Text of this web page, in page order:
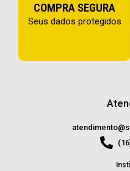
COMPRA SEGURA
Seus dados protegidos